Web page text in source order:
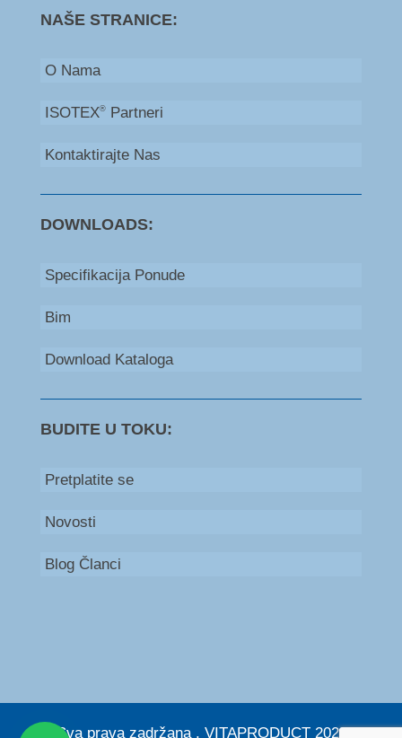
NAŠE STRANICE:
O Nama
ISOTEX®Partneri
Kontaktirajte Nas
DOWNLOADS:
Specifikacija Ponude
Bim
Download Kataloga
BUDITE U TOKU:
Pretplatite se
Novosti
Blog Članci
© Sva prava zadržana . VITAPRODUCT 2026. |